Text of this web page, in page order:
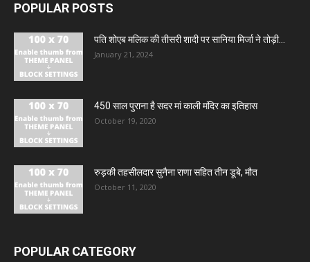
POPULAR POSTS
पति शोएब मलिक की तीसरी शादी पर सानिया मिर्जा ने तोड़ी...
January 21, 2024
450 साल पुराना है सदर मां काली मंदिर का इतिहास
October 19, 2020
रुड़की तहसीलदार सुनैना राणा सहित तीन डूबे, मौत
October 11, 2020
POPULAR CATEGORY